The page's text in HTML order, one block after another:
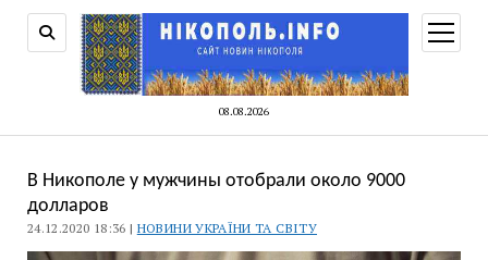
08.08.2026
меню
В Никополе у мужчины отобрали около 9000
долларов
24.12.2020 18:36 | НОВИНИ УКРАЇНИ ТА СВІТУ